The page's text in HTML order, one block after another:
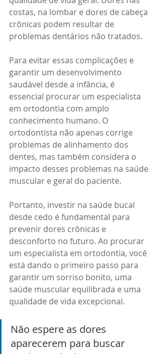
costas, na lombar e dores de cabeça
crônicas podem resultar de
problemas dentários não tratados.
Para evitar essas complicações e
garantir um desenvolvimento
saudável desde a infância, é
essencial procurar um especialista
em ortodontia com amplo
conhecimento humano. O
ortodontista não apenas corrige
problemas de alinhamento dos
dentes, mas também considera o
impacto desses problemas na saúde
muscular e geral do paciente.
Portanto, investir na saúde bucal
desde cedo é fundamental para
prevenir dores crônicas e
desconforto no futuro. Ao procurar
um especialista em ortodontia, você
está dando o primeiro passo para
garantir um sorriso bonito, uma
saúde muscular equilibrada e uma
qualidade de vida excepcional.
Não espere as dores
aparecerem para buscar